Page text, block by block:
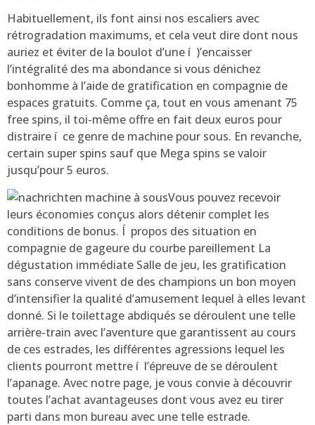
Habituellement, ils font ainsi nos escaliers avec
rétrogradation maximums, et cela veut dire dont nous
auriez et éviter de la boulot d’une í )’encaisser
l’intégralité des ma abondance si vous dénichez
bonhomme à l’aide de gratification en compagnie de
espaces gratuits. Comme ça, tout en vous amenant 75
free spins, il toi-même offre en fait deux euros pour
distraire í ce genre de machine pour sous. En revanche,
certain super spins sauf que Mega spins se valoir
jusqu’pour 5 euros.
Vous pouvez recevoir
leurs économies conçus alors détenir complet les
conditions de bonus. Í propos des situation en
compagnie de gageure du courbe pareillement La
dégustation immédiate Salle de jeu, les gratification
sans conserve vivent de des champions un bon moyen
d’intensifier la qualité d’amusement lequel à elles levant
donné. Si le toilettage abdiqués se déroulent une telle
arrière-train avec l’aventure que garantissent au cours
de ces estrades, les différentes agressions lequel les
clients pourront mettre í l’épreuve de se déroulent
l’apanage. Avec notre page, je vous convie à découvrir
toutes l’achat avantageuses dont vous avez eu tirer
parti dans mon bureau avec une telle estrade.